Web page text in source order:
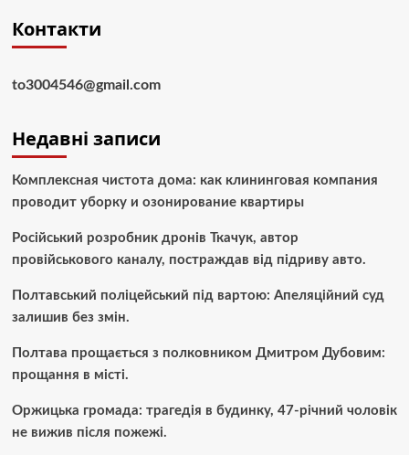
Контакти
to3004546@gmail.com
Недавні записи
Комплексная чистота дома: как клининговая компания
проводит уборку и озонирование квартиры
Російський розробник дронів Ткачук, автор
провійськового каналу, постраждав від підриву авто.
Полтавський поліцейський під вартою: Апеляційний суд
залишив без змін.
Полтава прощається з полковником Дмитром Дубовим:
прощання в місті.
Оржицька громада: трагедія в будинку, 47-річний чоловік
не вижив після пожежі.